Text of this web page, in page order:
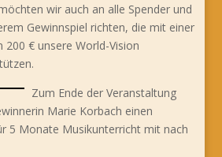
wir auch an alle Spender und
Gewinnspiel richten, die mit einer
200 € unsere World-Vision
Zum Ende der Veranstaltung
Marie Korbach einen
5 Monate Musikunterricht mit nach